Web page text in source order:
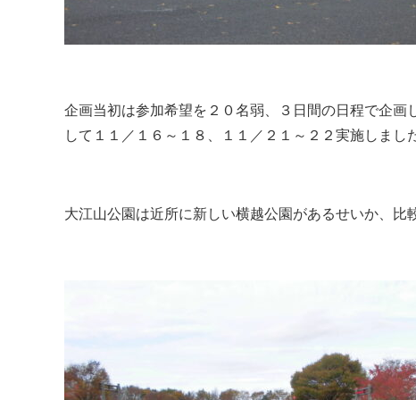
企画当初は参加希望を２０名弱、３日間の日程で企
して１１／１６～１８、１１／２１～２２実施しまし
大江山公園は近所に新しい横越公園があるせいか、